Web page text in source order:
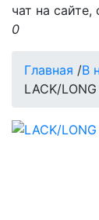
чат на
0
Главная /В
LACK/